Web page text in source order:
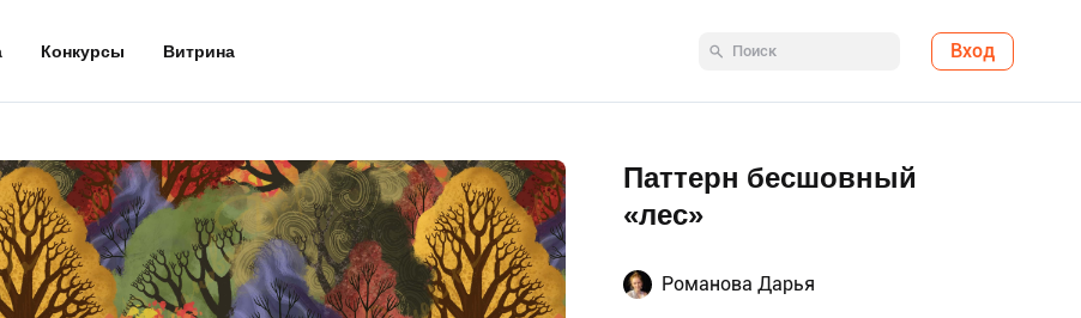
Конкурсы Витрина Вход
Паттерн бесшовный
«лес»
Романова Дарья